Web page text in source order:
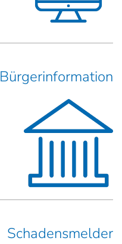
Bürgerinformation
Schadensmelder